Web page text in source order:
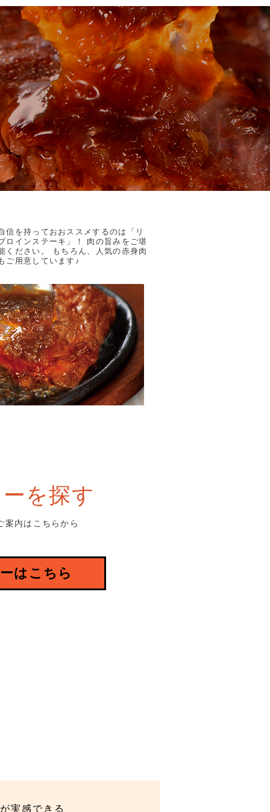
信を持っておおススメするのは「リ
ロインステーキ」！ 肉の旨みをご堪
ください。 もちろん、人気の赤身肉
ご用意しています♪
を探す
案内はこちらから
はこちら
実感できる